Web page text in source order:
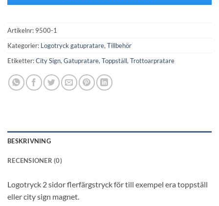
Artikelnr: 9500-1
Kategorier: Logotryck gatupratare,Tillbehör
Etiketter:City Sign,Gatupratare,Toppställ,Trottoarpratare
BESKRIVNING
RECENSIONER (0)
Logotryck 2 sidor flerfärgstryck för till exempel era toppställ
eller city sign magnet.